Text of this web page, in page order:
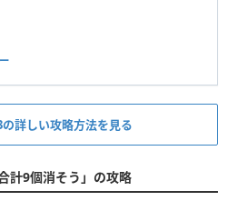
詳しい攻略方法を見る
計9個消そう」の攻略